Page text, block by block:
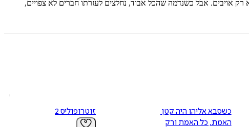
אויבים. אבל כשנדמה שהכל אבוד, נחלצים לעזרתו חברים לא צפויים,
האמת, כל האמת ורק
זוטרופוליס 2